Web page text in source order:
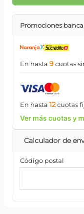
Promociones
En hasta 9cuotas
En hasta 12cuotas
Ver más cuotas y
Código postal